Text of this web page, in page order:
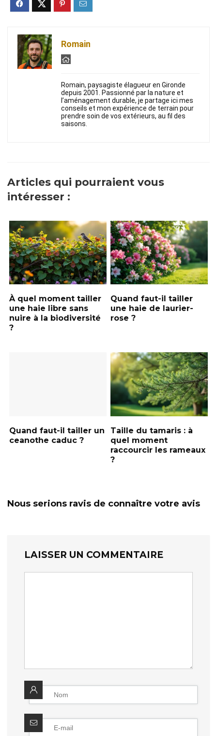
Romain
Romain, paysagiste élagueur en Gironde
depuis 2001. Passionné par la nature et
l’aménagement durable, je partage ici mes
conseils et mon expérience de terrain pour
prendre soin de vos extérieurs, au fil des
saisons.
Articles qui pourraient vous
intéresser :
À quel moment tailler
une haie libre sans
nuire à la biodiversité
?
Quand faut-il tailler
une haie de laurier-
rose ?
Quand faut-il tailler un
ceanothe caduc ?
Taille du tamaris : à
quel moment
raccourcir les rameaux
?
Nous serions ravis de connaître votre avis
LAISSER UN COMMENTAIRE